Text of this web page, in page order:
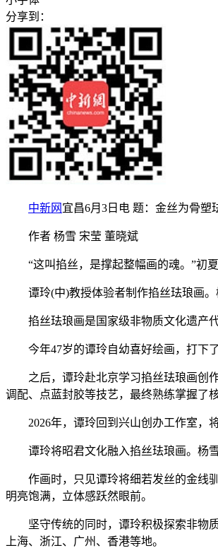
分享到：
中新网 宜昌6月3日电 题：金丝为骨塑
作者 杨雪 宋莹 董晓斌
“这叫掐丝，是撑起整幅画的魂。”初夏
谭玲(中)教授体验者制作掐丝珐琅画
掐丝珐琅画是国家级非物质文化遗产代
今年47岁的谭玲自幼喜好绘画，打下了
之后，谭玲赴北京学习掐丝珐琅画创作
调配、点蓝封胶等技艺，最终熟练掌握了核
2026年，谭玲回到兴山创办工作室，将
谭玲将昭君文化融入掐丝珐琅画。杨
作画时，只见谭玲将细若发丝的金线驯
明亮饱满，立体感跃然眼前。
坚守传统的同时，谭玲积极探索非物质
上海、浙江、广州、香港等地。